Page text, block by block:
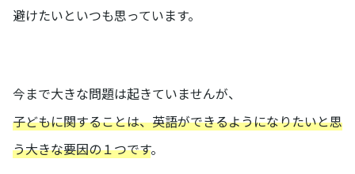
避けたいといつも思っています。
今まで大きな問題は起きていませんが、
子どもに関することは、英語ができるようになりたいと思
う大きな要因の１つです。